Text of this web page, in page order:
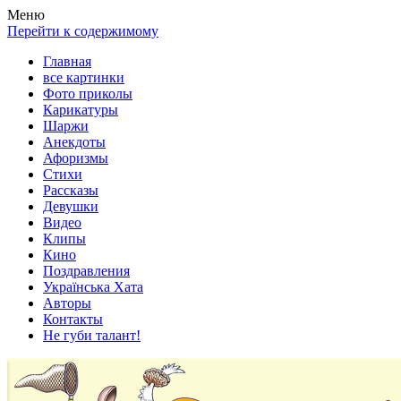
Весела хата — прикольные картинки, смешные истории, клипы!
Покажем всем ваши фото приколы, карикатуры, шаржи, стихи,
Меню
Перейти к содержимому
Главная
все картинки
Фото приколы
Карикатуры
Шаржи
Анекдоты
Афоризмы
Стихи
Рассказы
Девушки
Видео
Клипы
Кино
Поздравления
Українська Хата
Авторы
Контакты
Не губи талант!